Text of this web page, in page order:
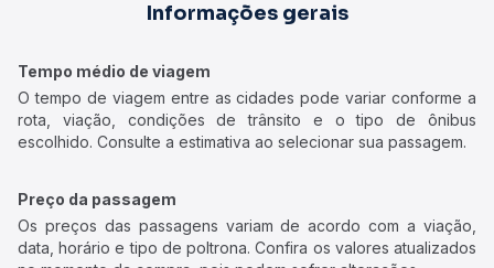
Informações gerais
Tempo médio de viagem
O tempo de viagem entre as cidades pode variar conforme a
rota, viação, condições de trânsito e o tipo de ônibus
escolhido. Consulte a estimativa ao selecionar sua passagem.
Preço da passagem
Os preços das passagens variam de acordo com a viação,
data, horário e tipo de poltrona. Confira os valores atualizados